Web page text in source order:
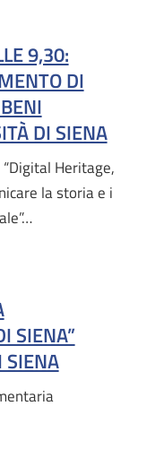
9,30:
DI
DI SIENA
Heritage,
la storia e i
SIENA”
SIENA